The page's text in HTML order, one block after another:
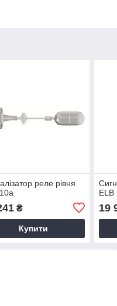
реле рівня
₴
Купити
ELB
19